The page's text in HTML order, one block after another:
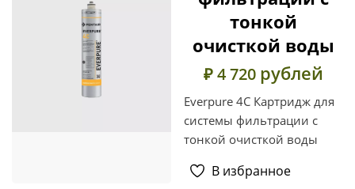
тонкой
очисткой воды
₽ 4 720 рублей
Everpure 4C Картридж для
системы фильтрации с
тонкой очисткой воды
В избранное